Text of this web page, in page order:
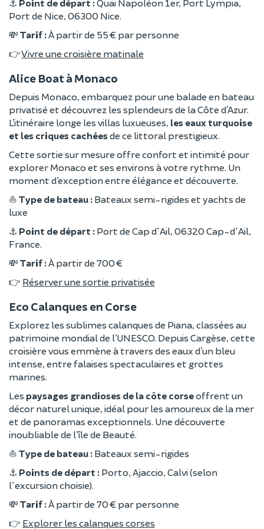
⚓ Point de départ :Quai Napoléon 1er, Port Lympia,
Port de Nice, 06300 Nice.
💸 Tarif :À partir de 55 € par personne
👉Vivre une croisière matinale
Alice Boat à Monaco
Depuis Monaco, embarquez pour une balade en bateau
privatisé et découvrez les splendeurs de la Côte d’Azur.
L’itinéraire longe les villas luxueuses, les eaux turquoise
et les criques cachéesde ce littoral prestigieux.
Cette sortie sur mesure offre confort et intimité pour
explorer Monaco et ses environs à votre rythme. Un
moment d’exception entre élégance et découverte.
⛵ Type de bateau : Bateaux semi-rigides et yachts de
luxe
⚓ Point de départ : Port de Cap d'Ail, 06320 Cap-d'Ail,
France.
💸 Tarif :À partir de 700 €
👉 Réserver une sortie privatisée
Eco Calanques en Corse
Explorez les sublimes calanques de Piana, classées au
patrimoine mondial de l’UNESCO. Depuis Cargèse, cette
croisière vous emmène à travers des eaux d’un bleu
intense, entre falaises spectaculaires et grottes
marines.
Les paysages grandioses de la côte corseoffrent un
décor naturel unique, idéal pour les amoureux de la mer
et de panoramas exceptionnels. Une découverte
inoubliable de l’île de Beauté.
⛵ Type de bateau : Bateaux semi-rigides
⚓ Points de départ : Porto, Ajaccio, Calvi (selon
l'excursion choisie).
💸 Tarif :À partir de 70 € par personne
👉 Explorer les calanques corses